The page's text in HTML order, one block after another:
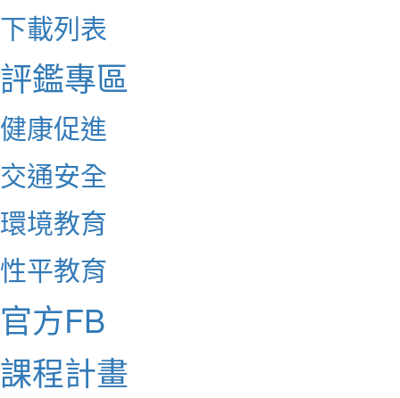
下載列表
評鑑專區
健康促進
交通安全
環境教育
性平教育
官方FB
課程計畫